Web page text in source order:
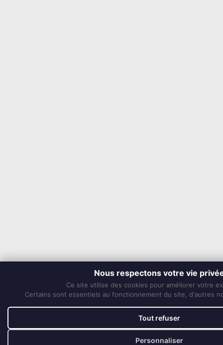
Nous respectons votre vie
Ce site utilise des cookies pour améliorer votre
Certains sont essentiels au fonctionnement du site, d'autres
Tout refuser
Personnaliser